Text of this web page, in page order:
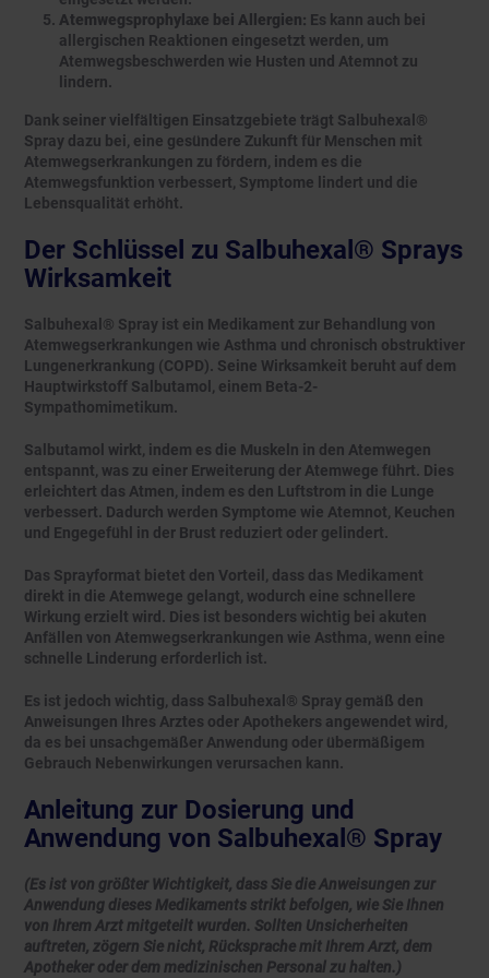
Atemwegsprophylaxe bei Allergien: Es kann auch bei
allergischen Reaktionen eingesetzt werden, um
Atemwegsbeschwerden wie Husten und Atemnot zu
lindern.
Dank seiner vielfältigen Einsatzgebiete trägt Salbuhexal®
Spray dazu bei, eine gesündere Zukunft für Menschen mit
Atemwegserkrankungen zu fördern, indem es die
Atemwegsfunktion verbessert, Symptome lindert und die
Lebensqualität erhöht.
Der Schlüssel zu Salbuhexal® Sprays
Wirksamkeit
Salbuhexal® Spray ist ein Medikament zur Behandlung von
Atemwegserkrankungen wie Asthma und chronisch obstruktiver
Lungenerkrankung (COPD). Seine Wirksamkeit beruht auf dem
Hauptwirkstoff Salbutamol, einem Beta-2-
Sympathomimetikum.
Salbutamol wirkt, indem es die Muskeln in den Atemwegen
entspannt, was zu einer Erweiterung der Atemwege führt. Dies
erleichtert das Atmen, indem es den Luftstrom in die Lunge
verbessert. Dadurch werden Symptome wie Atemnot, Keuchen
und Engegefühl in der Brust reduziert oder gelindert.
Das Sprayformat bietet den Vorteil, dass das Medikament
direkt in die Atemwege gelangt, wodurch eine schnellere
Wirkung erzielt wird. Dies ist besonders wichtig bei akuten
Anfällen von Atemwegserkrankungen wie Asthma, wenn eine
schnelle Linderung erforderlich ist.
Es ist jedoch wichtig, dass Salbuhexal® Spray gemäß den
Anweisungen Ihres Arztes oder Apothekers angewendet wird,
da es bei unsachgemäßer Anwendung oder übermäßigem
Gebrauch Nebenwirkungen verursachen kann.
Anleitung zur Dosierung und
Anwendung von Salbuhexal® Spray
(Es ist von größter Wichtigkeit, dass Sie die Anweisungen zur
Anwendung dieses Medikaments strikt befolgen, wie Sie Ihnen
von Ihrem Arzt mitgeteilt wurden. Sollten Unsicherheiten
auftreten, zögern Sie nicht, Rücksprache mit Ihrem Arzt, dem
Apotheker oder dem medizinischen Personal zu halten.)